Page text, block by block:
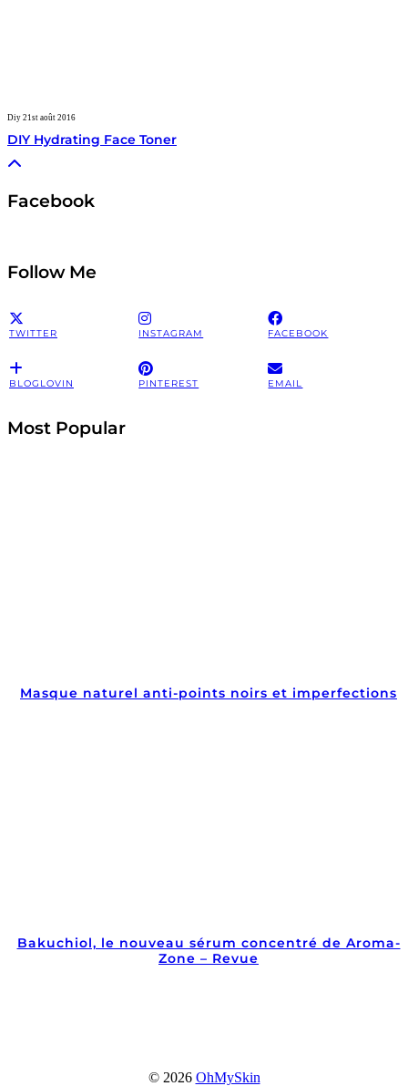
Diy 21st août 2016
DIY Hydrating Face Toner
Facebook
Follow Me
TWITTER INSTAGRAM FACEBOOK
BLOGLOVIN PINTEREST EMAIL
Most Popular
Masque naturel anti-points noirs et imperfections
Bakuchiol, le nouveau sérum concentré de Aroma-
Zone – Revue
© 2026 OhMySkin